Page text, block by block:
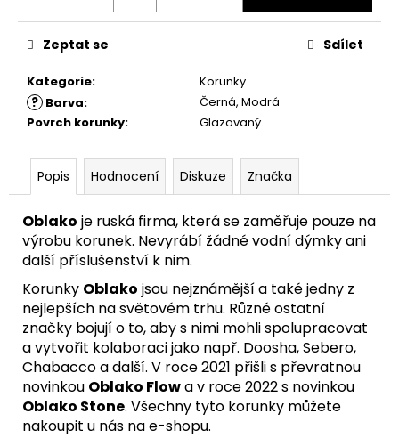
Kategorie: Korunky
? Barva:
Černá, Modrá
Povrch korunky: Glazovaný
Zeptat se Sdílet
Popis Hodnocení Diskuze Značka
Oblako je ruská firma, která se zaměřuje pouze na
výrobu korunek. Nevyrábí žádné vodní dýmky ani
další příslušenství k nim.
Korunky Oblako jsou nejznámější a také jedny z
nejlepších na světovém trhu. Různé ostatní
značky bojují o to, aby s nimi mohli spolupracovat
a vytvořit kolaboraci jako např. Doosha, Sebero,
Chabacco a další. V roce 2021 přišli s převratnou
novinkou Oblako Flowa v roce 2022 s novinkou
Oblako Stone. Všechny tyto korunky můžete
nakoupit u nás nae-shopu.